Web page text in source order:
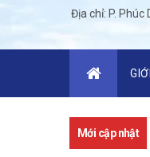
Địa chỉ: P. Phúc
Mới cập nhật